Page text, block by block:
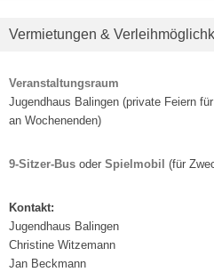
Vermietungen &
Veranstaltungsraum
Jugendhaus Balingen (private Feiern
an Wochenenden)
9-Sitzer-Bus oder Spielmobil (für
Kontakt:
Jugendhaus Balingen
Christine Witzemann
Jan Beckmann